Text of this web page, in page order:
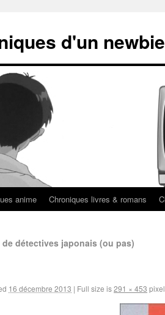
d'un newbie
anime Chroniques livres & romans
détectives japonais (ou pas)
16 décembre 2013 | Full size is291 × 453